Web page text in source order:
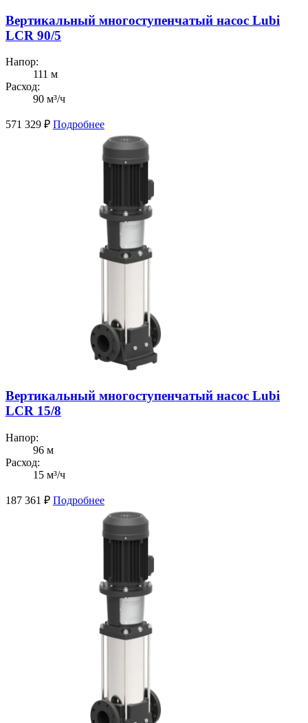
Вертикальный многоступенчатый насос Lubi
LCR 90/5
Напор:
111 м
Расход:
90 м³/ч
571 329 ₽ Подробнее
Вертикальный многоступенчатый насос Lubi
LCR 15/8
Напор:
96 м
Расход:
15 м³/ч
187 361 ₽ Подробнее